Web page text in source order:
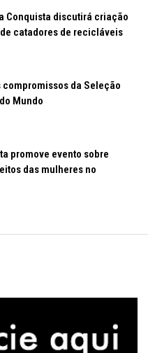
Conquista discutirá criação
catadores de recicláveis
da Seleção
Mundo
promove evento sobre
das mulheres no